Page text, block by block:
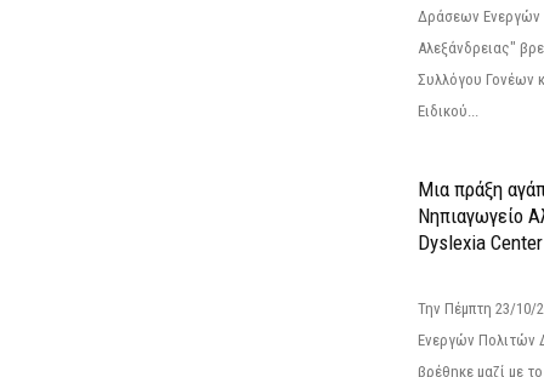
Δράσεων Ενεργών
Αλεξάνδρειας"
Συλλόγου Γονέων
Ειδικού...
Μια πράξη
Νηπιαγωγείο
Dyslexia
Την Πέμπτη 23/
Ενεργών Πολιτών
βρέθηκε μαζί με